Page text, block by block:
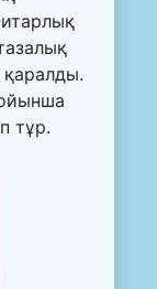
қаралды.
тұр.